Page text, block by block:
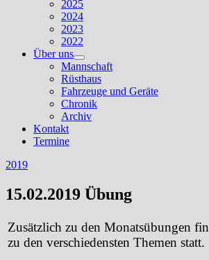
2025
2024
2023
2022
Über uns
Untermenü
anzeigen
Mannschaft
Rüsthaus
Fahrzeuge und Geräte
Chronik
Archiv
Kontakt
Termine
2019
15.02.2019 Übung
Zusätzlich zu den Monatsübungen
zu den verschiedensten Themen statt.